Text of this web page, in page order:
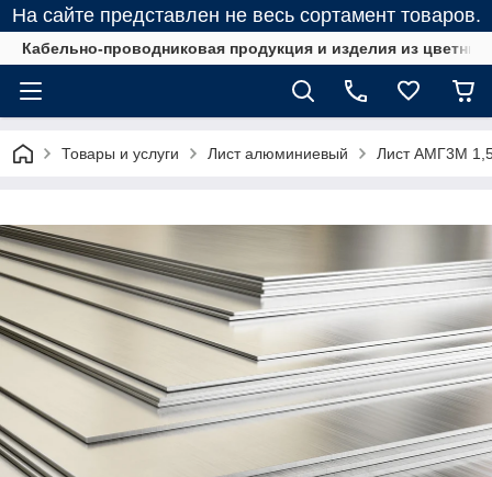
На сайте представлен не весь сортамент товаров.
Кабельно-проводниковая продукция и изделия из
Товары и услуги Лист алюминиевый Лист АМГ3М